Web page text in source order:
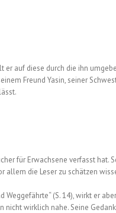
auf diese durch die ihn
Freund Yasin, seiner
für Erwachsene verfasst hat.
die Leser zu schätzen
(S. 14), wirkt er
nicht wirklich nahe. Seine